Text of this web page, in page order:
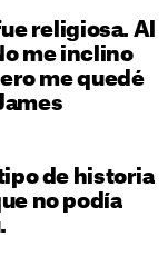
religiosa. Al
me inclino
me quedé
de historia
no podía
.